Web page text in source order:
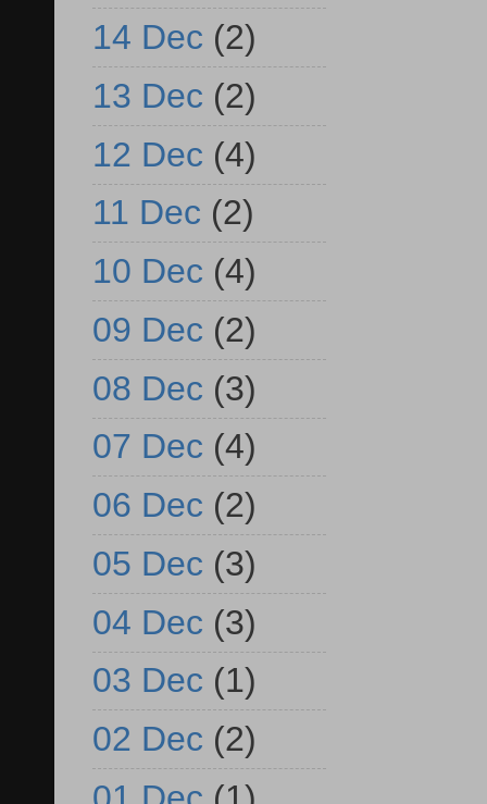
14 Dec (2)
13 Dec (2)
12 Dec (4)
11 Dec (2)
10 Dec (4)
09 Dec (2)
08 Dec (3)
07 Dec (4)
06 Dec (2)
05 Dec (3)
04 Dec (3)
03 Dec (1)
02 Dec (2)